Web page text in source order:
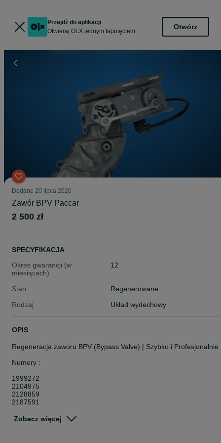
Przejdź do aplikacji
Otwieraj OLX jednym tapnięciem
Otwórz
Dodane 20 lipca 2026
Zawór BPV Paccar
2 500 zł
SPECYFIKACJA
Okres gwarancji (w
miesiącach)
12
Stan
Regenerowane
Rodzaj
Układ wydechowy
OPIS
Regeneracja zaworu BPV (Bypass Valve) | Szybko i Profesjonalnie
Numery :
1999272
2104975
2128859
2187591
Opis:
Zobacz więcej